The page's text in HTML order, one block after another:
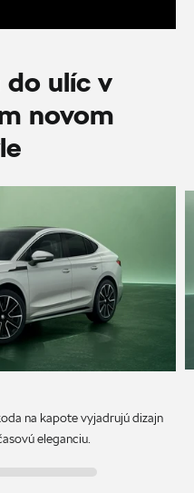
do ulíc v
novom
na kapote vyjadrujú dizajn
eleganciu.